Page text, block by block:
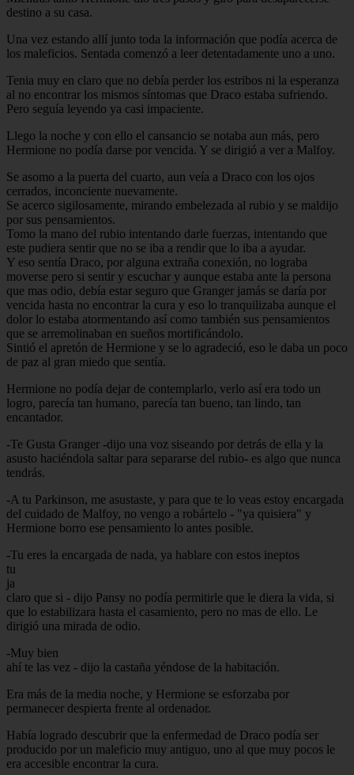
destino a su casa.
Una vez estando allí junto toda la información que podía acerca de
los maleficios. Sentada comenzó a leer detentadamente uno a uno.
Tenia muy en claro que no debía perder los estribos ni la esperanza
al no encontrar los mismos síntomas que Draco estaba sufriendo.
Pero seguía leyendo ya casi impaciente.
Llego la noche y con ello el cansancio se notaba aun más, pero
Hermione no podía darse por vencida. Y se dirigió a ver a Malfoy.
Se asomo a la puerta del cuarto, aun veía a Draco con los ojos
cerrados, inconciente nuevamente.
Se acerco sigilosamente, mirando embelezada al rubio y se maldijo
por sus pensamientos.
Tomo la mano del rubio intentando darle fuerzas, intentando que
este pudiera sentir que no se iba a rendir que lo iba a ayudar.
Y eso sentía Draco, por alguna extraña conexión, no lograba
moverse pero si sentir y escuchar y aunque estaba ante la persona
que mas odio, debía estar seguro que Granger jamás se daría por
vencida hasta no encontrar la cura y eso lo tranquilizaba aunque el
dolor lo estaba atormentando así como también sus pensamientos
que se arremolinaban en sueños mortificándolo.
Sintió el apretón de Hermione y se lo agradeció, eso le daba un poco
de paz al gran miedo que sentía.
Hermione no podía dejar de contemplarlo, verlo así era todo un
logro, parecía tan humano, parecía tan bueno, tan lindo, tan
encantador.
-Te Gusta Granger -dijo una voz siseando por detrás de ella y la
asusto haciéndola saltar para separarse del rubio- es algo que nunca
tendrás.
-A tu Parkinson, me asustaste, y para que te lo veas estoy encargada
del cuidado de Malfoy, no vengo a robártelo - "ya quisiera" y
Hermione borro ese pensamiento lo antes posible.
-Tu eres la encargada de nada, ya hablare con estos ineptos
tu
ja
claro que si - dijo Pansy no podía permitirle que le diera la vida, si
que lo estabilizara hasta el casamiento, pero no mas de ello. Le
dirigió una mirada de odio.
-Muy bien
ahí te las vez - dijo la castaña yéndose de la habitación.
Era más de la media noche, y Hermione se esforzaba por
permanecer despierta frente al ordenador.
Había logrado descubrir que la enfermedad de Draco podía ser
producido por un maleficio muy antiguo, uno al que muy pocos le
era accesible encontrar la cura.